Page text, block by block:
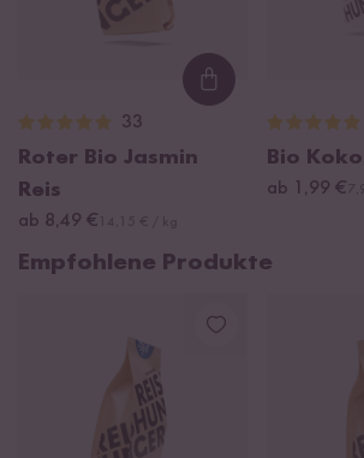
Loading...
33
Roter Bio Jasmin
Reis
ab 8,49 €
Bio
ab 1,99 €
Empfohlene Produkte